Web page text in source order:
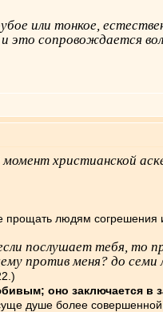
или тонкое,
и это сопровождается
момент христианской
людям согрешения
послушает тебя, то
против меня? до семи
оно заключается в
душе более